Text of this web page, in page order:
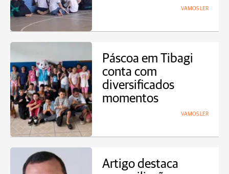
VAMOS LER
Páscoa em Tibagi
conta com
diversificados
momentos
VAMOS LER
Artigo destaca